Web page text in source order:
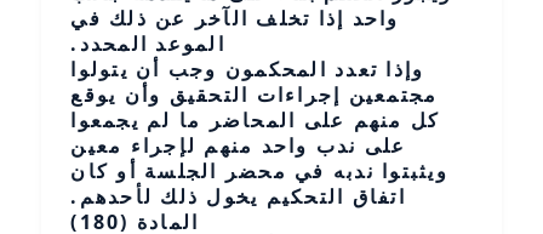
واحد إذا تخلف الآخر عن ذلك في
الموعد المحدد.
وإذا تعدد المحكمون وجب أن يتولوا
مجتمعين إجراءات التحقيق وأن يوقع
كل منهم على المحاضر ما لم يجمعوا
على ندب واحد منهم لإجراء معين
ويثبتوا ندبه في محضر الجلسة أو كان
اتفاق التحكيم يخول ذلك لأحدهم.
المادة (180)